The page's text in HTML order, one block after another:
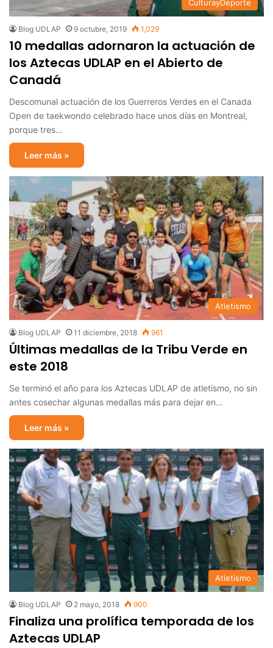
CulturayDeporte
Blog UDLAP 9 octubre, 2019 1,029
10 medallas adornaron la actuación de
los Aztecas UDLAP en el Abierto de
Canadá
Descomunal actuación de los Guerreros Verdes en el Canada
Open de taekwondo celebrado hace unos días en Montreal,
porque tres…
Leer más »
Atletismo
Blog UDLAP 11 diciembre, 2018 961
Últimas medallas de la Tribu Verde en
este 2018
Se terminó el año para los Aztecas UDLAP de atletismo, no sin
antes cosechar algunas medallas más para dejar en…
Leer más »
Atletismo
Blog UDLAP 2 mayo, 2018 900
Finaliza una prolífica temporada de los
Aztecas UDLAP